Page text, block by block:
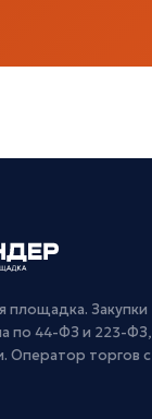
площадка. Закупки
по 44-ФЗ и 223-ФЗ,
Оператор торгов с